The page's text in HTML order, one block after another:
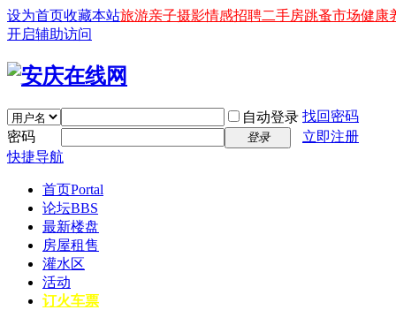
设为首页收藏本站旅游亲子摄影情感招聘二手房跳蚤市场健康
开启辅助访问
自动登录 找回密码
密码
登录
立即注册
快捷导航
首页Portal
论坛BBS
最新楼盘
房屋租售
灌水区
活动
订火车票